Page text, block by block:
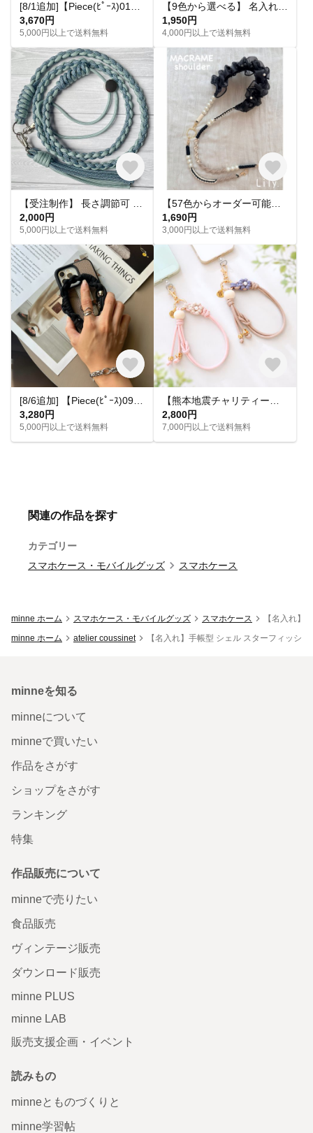
3,670円
5,000円以上で送料無料
1,950円
4,000円以上で送料無料
2,000円
5,000円以上で送料無料
1,690円
3,000円以上で送料無料
3,280円
5,000円以上で送料無料
2,800円
7,000円以上で送料無料
関連の作品を探す
カテゴリー
スマホケース・モバイルグッズ
スマホケース
minne ホーム スマホケース・モバイルグッズ スマホケース
【名入れ】
minne ホーム
atelier coussinet 【名入れ】手帳型 シェル スターフィッシ
minneを知る
minneについて
minneで買いたい
作品をさがす
ショップをさがす
ランキング
特集
作品販売について
minneで売りたい
食品販売
ヴィンテージ販売
ダウンロード販売
minne PLUS
minne LAB
販売支援企画・イベント
読みもの
minneとものづくりと
minne学習帖